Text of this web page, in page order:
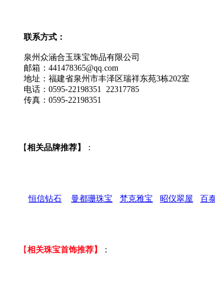
联系方式：
泉州众涵合玉珠宝饰品有限公司
邮箱：441478365@qq.com
地址：福建省泉州市丰泽区瑞祥东苑3栋202室
电话：0595-22198351 22317785
传真：0595-22198351
【相关品牌推荐】 ：
恒信钻石 曼都珊珠宝 梵克雅宝 昭仪翠屋 百
【相关珠宝首饰推荐】 ：